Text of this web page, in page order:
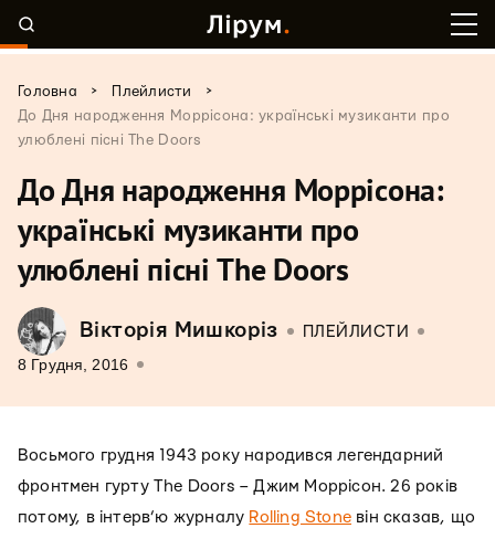
Головна > Плейлисти
>
До Дня народження Моррісона: українські музиканти про
улюблені пісні The Doors
До Дня народження Моррісона:
українські музиканти про
улюблені пісні The Doors
Вікторія Мишкоріз ПЛЕЙЛИСТИ
8 Грудня, 2016
Восьмого грудня 1943 року народився легендарний
фронтмен гурту The Doors – Джим Моррісон. 26 років
потому, в інтерв’ю журналу Rolling Stone він сказав, що